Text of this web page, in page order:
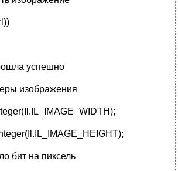
успешно
изображения
бит на пиксель